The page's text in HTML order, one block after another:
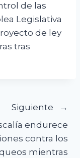
de las
Legislativa
de ley
tras
Siguiente
endurece
contra los
mientras